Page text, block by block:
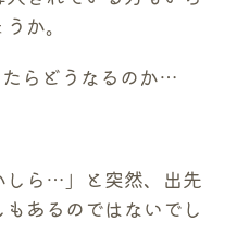
か。
らどうなるのか…
しら…」と突然、出先
あるのではないでし